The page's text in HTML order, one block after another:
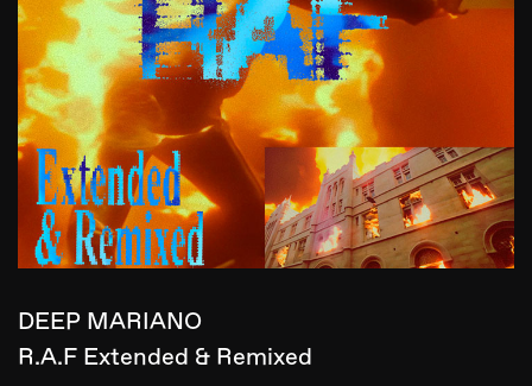
DEEP MARIANO
R.A.F Extended & Remixed